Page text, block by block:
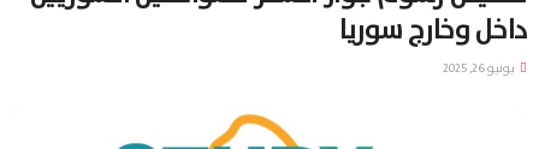
داخل وخارج سوريا
يونيو 26, 2025